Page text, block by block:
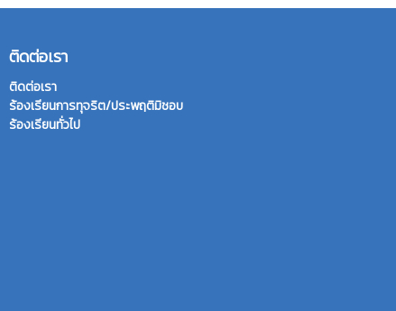
ติดต่อเรา
ติดต่อเรา
ร้องเรียนการทุจริต/ประพฤติมิชอบ
ร้องเรียนทั่วไป